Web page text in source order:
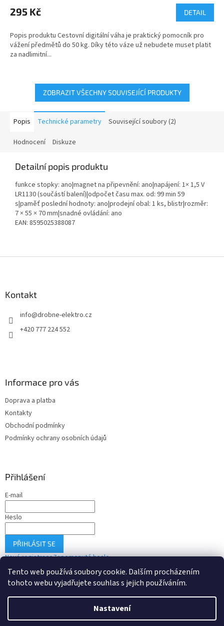
Tento web používá soubory cookie. Dalším procházením
tohoto webu vyjadřujete souhlas s jejich používáním.
Nastavení
295 Kč DETAIL
Popis produktu Cestovní digitální váha je praktický pomocník pro
vážení předmětů do 50 kg. Díky této váze už nebudete muset platit
za nadlimitní...
ZOBRAZIT VŠECHNY SOUVISEJÍCÍ PRODUKTY
Popis Technické parametry Související soubory (2)
Hodnocení Diskuze
Detailní popis produktu
funkce stopky: ano|magnet na připevnění: ano|napájení: 1× 1,5 V
LR1130 (součástí balení)|odpočet času max. od: 99 min 59
s|paměť poslední hodnoty: ano|prodejní obal: 1 ks, blistr|rozměr:
7 × 55 × 70 mm|snadné ovládání: ano
EAN: 8595025388087
Kontakt
info@drobne-elektro.cz
+420 777 224 552
Informace pro vás
Doprava a platba
Kontakty
Obchodní podmínky
Podmínky ochrany osobních údajů
Přihlášení
E-mail
Heslo
PŘIHLÁSIT SE
Nová registraceZapomenuté heslo